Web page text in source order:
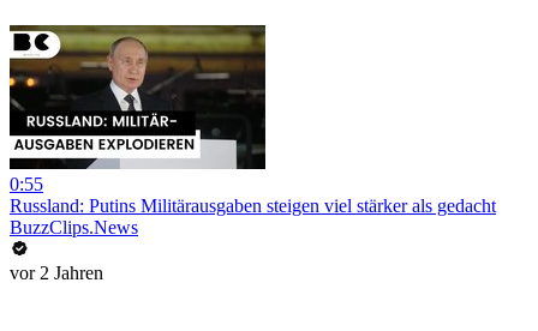
0:55
Russland: Putins Militärausgaben steigen viel stärker als gedacht
BuzzClips.News
vor 2 Jahren